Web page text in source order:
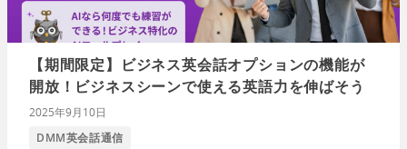
【期間限定】ビジネス英会話オプションの機能が
開放！ビジネスシーンで使える英語力を伸ばそう
2025年9月10日
DMM英会話通信